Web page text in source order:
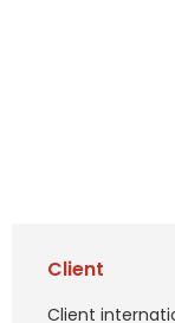
Client
Client